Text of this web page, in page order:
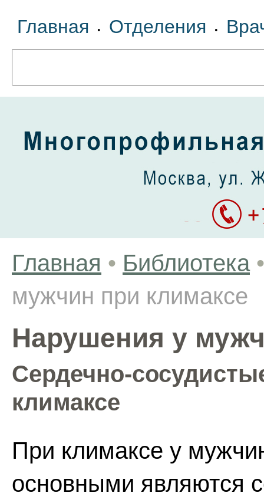
Главная • Отделения •
Главная • Библиотека •
мужчин при климаксе
Нарушения у
Сердечно-
климаксе
При климаксе у
основными являются